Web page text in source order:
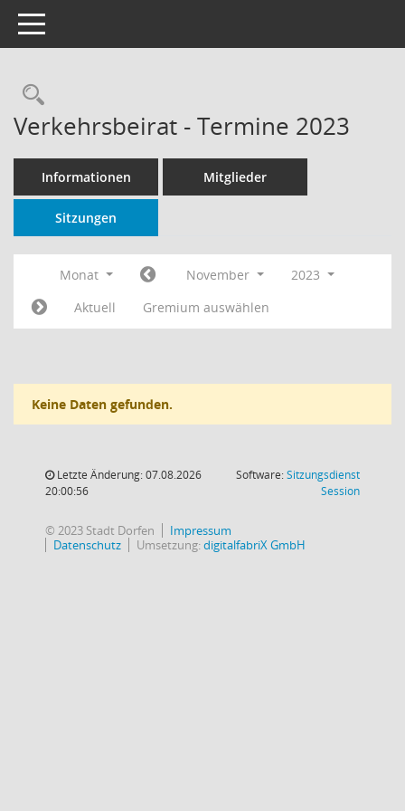
Toggle navigation
Rechercheauswahl
Verkehrsbeirat - Termine 2023
Informationen Mitglieder
Sitzungen
Monat November
2023
Aktuell
Gremium auswählen
Keine Daten gefunden.
Letzte Änderung: 07.08.2026
20:00:56
Software:Sitzungsdienst
Session(Wird in
© 2023 Stadt Dorfen
Impressum
Datenschutz
Umsetzung:digitalfabriX GmbH